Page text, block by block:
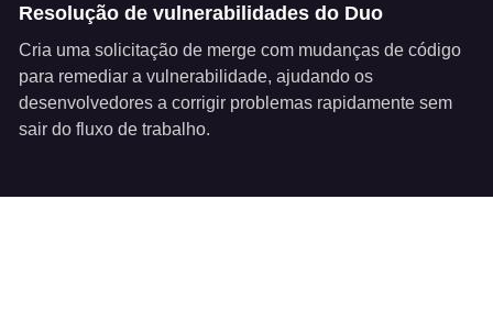
Resolução de vulnerabilidades do Duo
Cria uma solicitação de merge com mudanças de código
para remediar a vulnerabilidade, ajudando os
desenvolvedores a corrigir problemas rapidamente sem
sair do fluxo de trabalho.